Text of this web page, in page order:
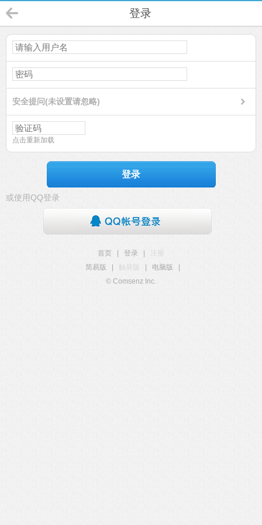
登录
安全提问(未设置请忽略)
点击重新加载
登录
或使用QQ登录
首页 登录
注册
简易版
触屏版 电脑版
© Comsenz Inc.